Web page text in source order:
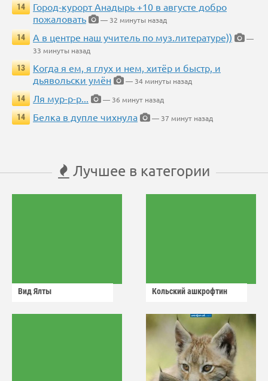
14
Город-курорт Анадырь +10 в августе добро
пожаловать
— 32 минуты назад
14
А в центре наш учитель по муз.литературе))
—
33 минуты назад
13
Когда я ем, я глух и нем, хитёр и быстр, и
дьявольски умён
— 34 минуты назад
14
Ля мур-р-р...
— 36 минут назад
14
Белка в дупле чихнула — 37 минут назад
Лучшее в категории
Вид Ялты Кольский ашкрофтин